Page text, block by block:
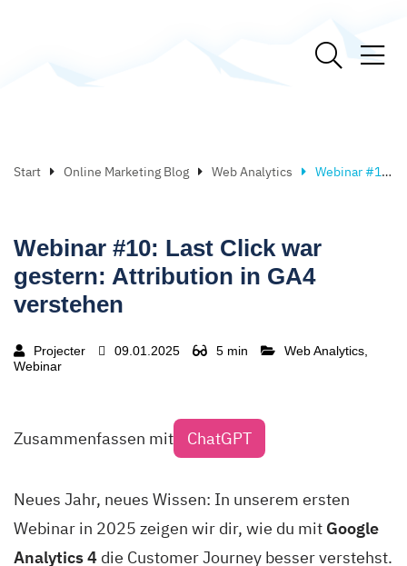
Start Online Marketing Blog Web Analytics Webinar #10: Last Click war gestern: Attribution in GA4 verstehen
Webinar #10: Last Click war
gestern: Attribution in GA4
verstehen
Projecter 09.01.2025 5 min
Web Analytics,
Webinar
Zusammenfassen mit ChatGPT
Neues Jahr, neues Wissen: In unserem ersten
Webinar in 2025 zeigen wir dir, wie du mit Google
Analytics 4 die Customer Journey besser verstehst.